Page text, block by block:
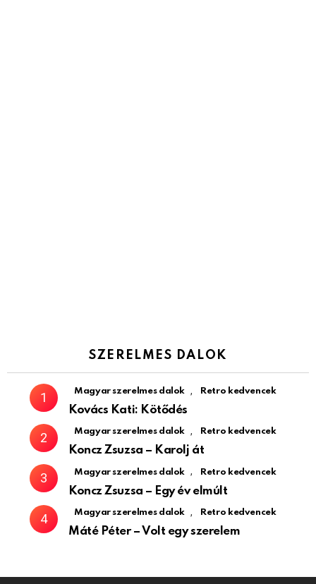
SZERELMES DALOK
Magyar szerelmes dalok , Retro kedvencek
Kovács Kati: Kötődés
Magyar szerelmes dalok , Retro kedvencek
Koncz Zsuzsa – Karolj át
Magyar szerelmes dalok , Retro kedvencek
Koncz Zsuzsa – Egy év elmúlt
Magyar szerelmes dalok , Retro kedvencek
Máté Péter – Volt egy szerelem